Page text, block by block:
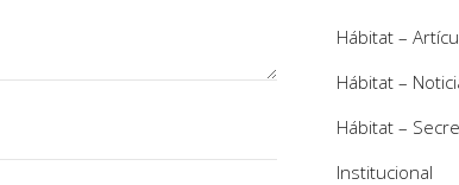
Hábitat –
Hábitat –
Hábitat –
Institucional